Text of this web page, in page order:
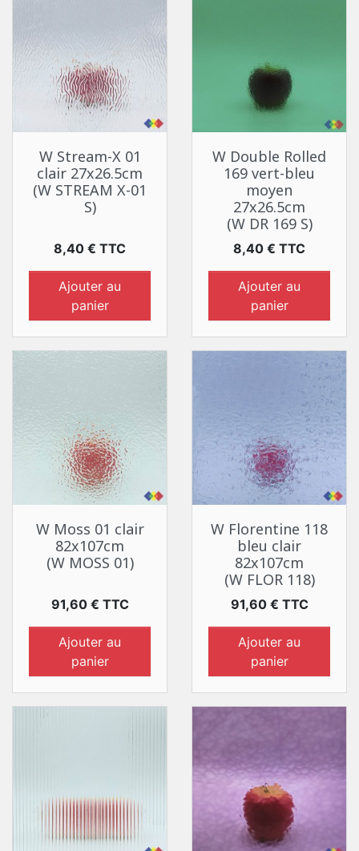
W Stream-X 01
clair 27x26.5cm
(W STREAM X-01
S)
Prix
8,40 € TTC
Ajouter au
panier
W Double Rolled
169 vert-bleu
moyen
27x26.5cm
(W DR 169 S)
Prix
8,40 € TTC
Ajouter au
panier
W Moss 01 clair
82x107cm
(W MOSS 01)
Prix
91,60 € TTC
Ajouter au
panier
W Florentine 118
bleu clair
82x107cm
(W FLOR 118)
Prix
91,60 € TTC
Ajouter au
panier